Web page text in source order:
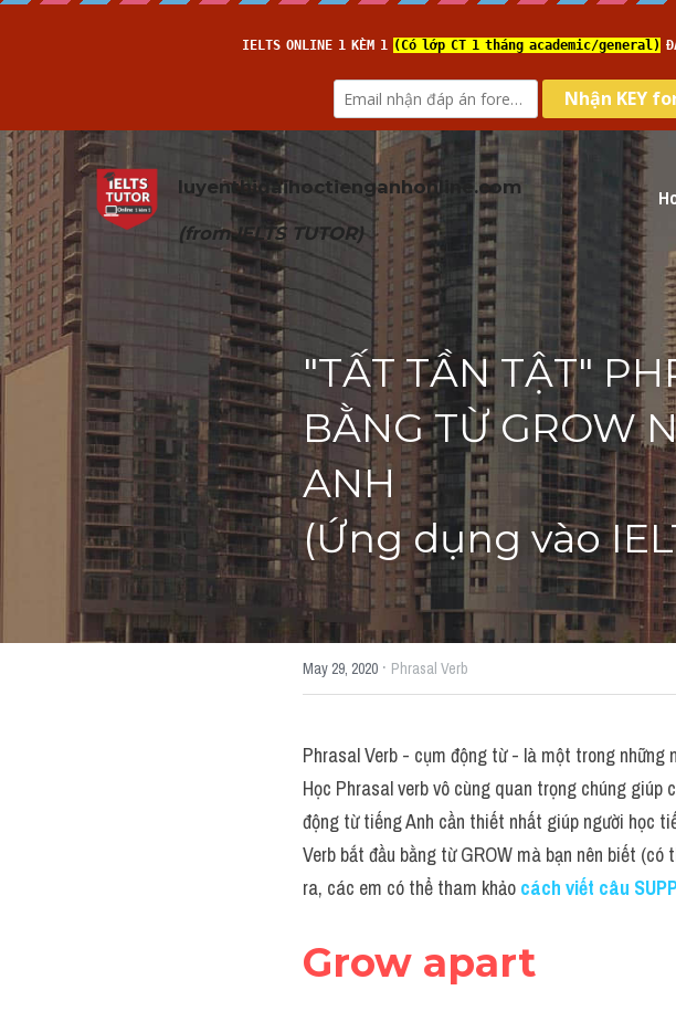
luyenthidaihoctienganhonline .com
(from IELTS TUTOR)
"TẤT TẦN TẬT"
BẰNG TỪ GROW
ANH
(Ứng dụng vào
May 29, 2020 · Phrasal Verb
Phrasal Verb - cụm động từ - là một trong
Học Phrasal verb vô cùng quan trọng chúng giúp
động từ tiếng Anh cần thiết nhất giúp người học
Verb bắt đầu bằng từ GROW mà bạn nên biết
ra, các em có thể tham khảo cách viết câu
Grow apart